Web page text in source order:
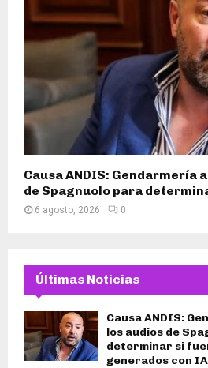
Causa ANDIS: Gendarmería
de Spagnuolo para
6 agosto, 2026 0
Últimas Noticias
Causa ANDIS:
los audios de
determinar si
generados con IA